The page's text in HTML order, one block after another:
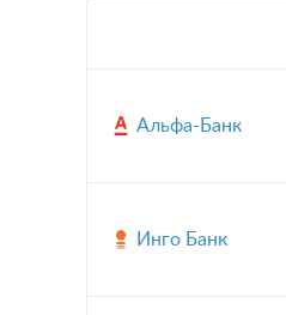
Альфа-Банк
Инго Банк